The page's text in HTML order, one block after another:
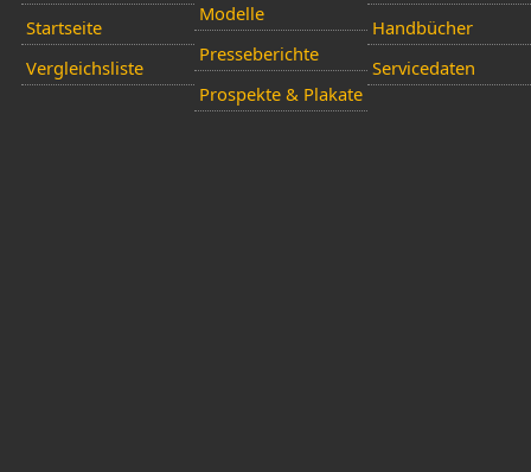
Startseite
Vergleichsliste
Modelle
Presseberichte
Prospekte & Plakate
Handbücher
Servicedaten